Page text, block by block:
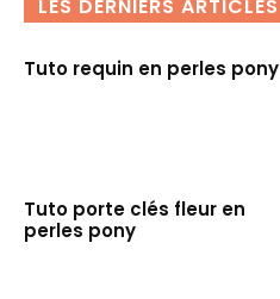
LES DERNIERS ARTICLES
Tuto requin en perles pony
Tuto porte clés fleur en
perles pony